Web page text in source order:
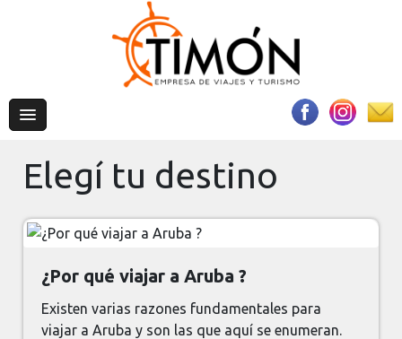
Elegí tu destino
¿Por qué viajar a Aruba ?
Existen varias razones fundamentales para
viajar a Aruba y son las que aquí se enumeran.